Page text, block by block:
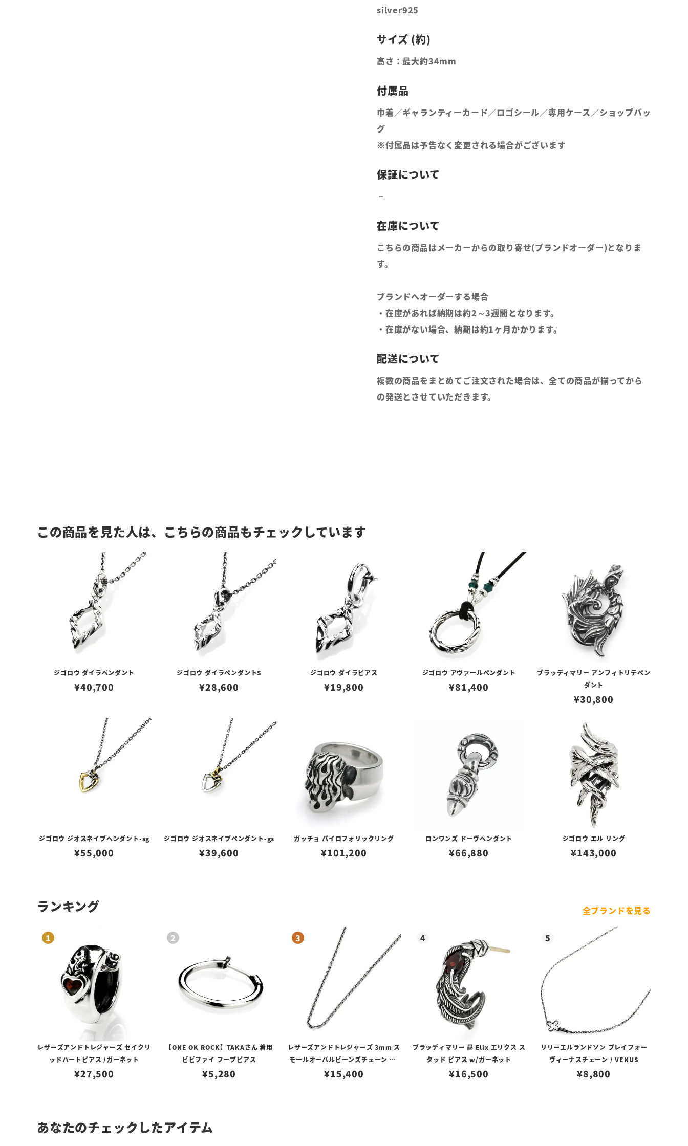
silver925
高さ：最大約34mm
巾着／ギャランティーカード／ロゴシール／専用ケース／ショップバッ
グ
※付属品は予告なく変更される場合がございます
こちらの商品はメーカーからの取り寄せ(ブランドオーダー)となりま
す。
ブランドへオーダーする場合
・在庫があれば納期は約2～3週間となります。
・在庫がない場合、納期は約1ヶ月かかります。
複数の商品をまとめてご注文された場合は、全ての商品が揃ってから
の発送とさせていただきます。
この商品を見た人は、こちらの商品もチェックしています
ジゴロウ ダイラペンダント
¥40,700
ジゴロウ ダイラペンダントS
¥28,600
ジゴロウ ダイラピアス
¥19,800
ジゴロウ アヴァールペンダント
¥81,400
ブラッディマリー アンフィトリテペン
ダント
¥30,800
ジゴロウ ジオスネイブペンダント-sg
¥55,000
ジゴロウ ジオスネイブペンダント-gs
¥39,600
ガッチョ パイロフォリックリング
¥101,200
ロンワンズ ドーヴペンダント
¥66,880
ジゴロウ エル リング
¥143,000
ランキング 全ブランドを見る
レザーズアンドトレジャーズ セイクリ
ッドハートピアス /ガーネット
¥27,500
【ONE OK ROCK】TAKAさん 着用
ビビファイ フープピアス
¥5,280
レザーズアンドトレジャーズ 3mm ス
モールオーバルビーンズチェーン w/
ロブスタークラスプ＆LTロゴプレート
¥15,400
ブラッディマリー 昼 Elix エリクス ス
タッド ピアス w/ガーネット
¥16,500
リリーエルランドソン プレイフォー
ヴィーナスチェーン / VENUS
¥8,800
あなたのチェックしたアイテム